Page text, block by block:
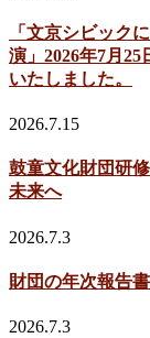
「文京シビック
演」2026年7月
いたしました。
2026.7.15
鼓童文化財団研
未来へ
2026.7.3
財団の年次報告
2026.7.3